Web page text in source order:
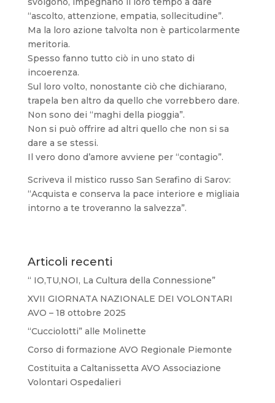
“ascolto, attenzione, empatia, sollecitudine”.
Ma la loro azione talvolta non è particolarmente
meritoria.
Spesso fanno tutto ciò in uno stato di
incoerenza.
Sul loro volto, nonostante ciò che dichiarano,
trapela ben altro da quello che vorrebbero dare.
Non sono dei “maghi della pioggia”.
Non si può offrire ad altri quello che non si sa
dare a se stessi.
Il vero dono d’amore avviene per “contagio”.
Scriveva il mistico russo San Serafino di Sarov:
“Acquista e conserva la pace interiore e migliaia
intorno a te troveranno la salvezza”.
Articoli recenti
“ IO,TU,NOI, La Cultura della Connessione”
XVII GIORNATA NAZIONALE DEI VOLONTARI
AVO – 18 ottobre 2025
“Cucciolotti” alle Molinette
Corso di formazione AVO Regionale Piemonte
Costituita a Caltanissetta AVO Associazione
Volontari Ospedalieri